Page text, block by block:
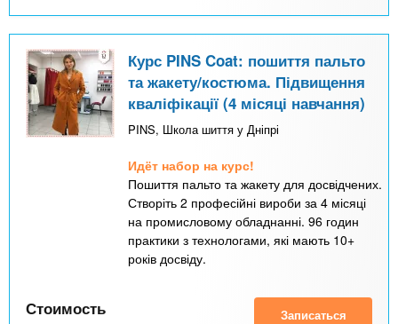
Курс PINS Coat: пошиття пальто
та жакету/костюма. Підвищення
кваліфікації (4 місяці навчання)
PINS, Школа шиття у Дніпрі
Идёт набор на курс!
Пошиття пальто та жакету для досвідчених.
Створіть 2 професійні вироби за 4 місяці
на промисловому обладнанні. 96 годин
практики з технологами, які мають 10+
років досвіду.
Стоимость Записаться